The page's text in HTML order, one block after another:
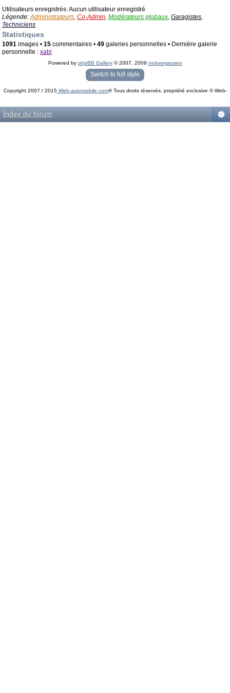
Utilisateurs enregistrés: Aucun utilisateur enregistré
Légende:Administrateurs, Co-Admin, Modérateurs globaux, Garagistes,
Techniciens
Statistiques
1091 images • 15 commentaires • 49 galeries personnelles • Dernière galerie
personnelle : xabi
Powered by phpBB Gallery© 2007, 2009 nickvergessen
« phpBB Gallery » - Traduction française par
darky
Switch to full style
Copyright 2007 / 2015Web-automobile.com® Tous droits réservés, propriété exclusive © Web-
Index du forum